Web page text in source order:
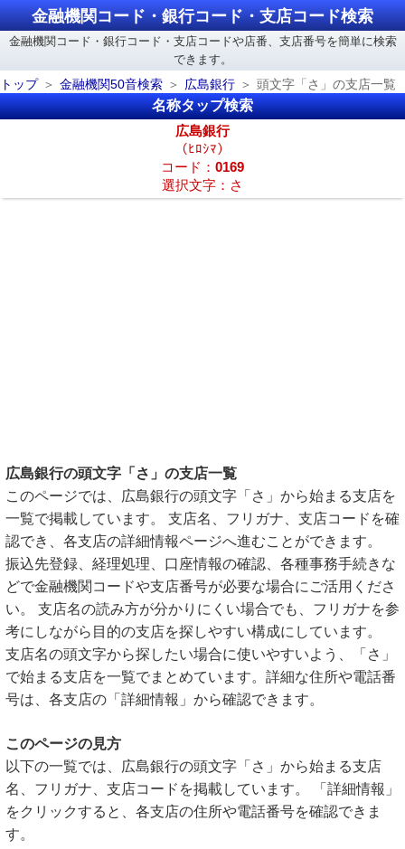
金融機関コード・銀行コード・支店コード検索
金融機関コード・銀行コード・支店コードや店番、支店番号を簡単に検索
できます。
トップ
金融機関50音検索 広島銀行 頭文字「さ」の支店一覧
名称タップ検索
広島銀行
（ﾋﾛｼﾏ）
コード： 0169
選択文字：さ
広島銀行の頭文字「さ」の支店一覧
このページでは、広島銀行の頭文字「さ」から始まる支店を
一覧で掲載しています。 支店名、フリガナ、支店コードを確
認でき、各支店の詳細情報ページへ進むことができます。
振込先登録、経理処理、口座情報の確認、各種事務手続きな
どで金融機関コードや支店番号が必要な場合にご活用くださ
い。 支店名の読み方が分かりにくい場合でも、フリガナを参
考にしながら目的の支店を探しやすい構成にしています。
支店名の頭文字から探したい場合に使いやすいよう、「さ」
で始まる支店を一覧でまとめています。詳細な住所や電話番
号は、各支店の「詳細情報」から確認できます。
このページの見方
以下の一覧では、広島銀行の頭文字「さ」から始まる支店
名、フリガナ、支店コードを掲載しています。 「詳細情報」
をクリックすると、各支店の住所や電話番号を確認できま
す。